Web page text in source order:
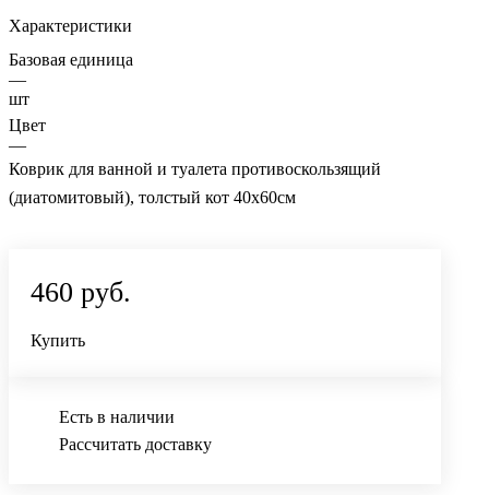
Характеристики
Базовая единица
—
шт
Цвет
—
Коврик для ванной и туалета противоскользящий
(диатомитовый), толстый кот 40х60см
460 руб.
Купить
Есть в наличии
Рассчитать доставку